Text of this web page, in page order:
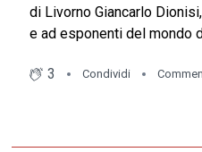
di Livorno Giancarlo
e ad esponenti del mondo
3 Condividi